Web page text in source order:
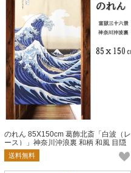
のれん 85X150cm 葛飾北斎「白波（レ
ース）」神奈川沖浪裏 和柄 和風 目隠
し 暖簾
送料無料